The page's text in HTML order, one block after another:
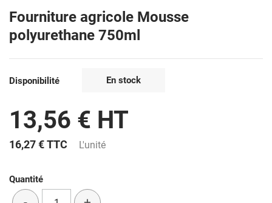
Fourniture agricole Mousse
polyurethane 750ml
Disponibilité En stock
13,56 € HT
16,27 €TTC L'unité
Quantité